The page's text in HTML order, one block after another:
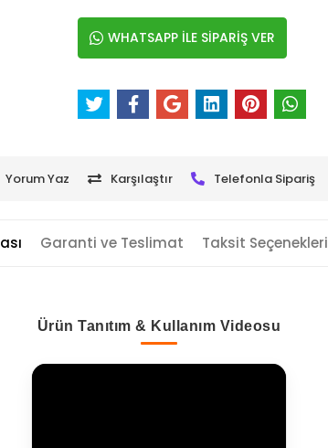
WHATSAPP İLE SİPARİŞ VER
Yorum Yaz Karşılaştır Telefonla Sipariş
Garanti ve Teslimat Taksit Seçenekleri
Ürün Tanıtım & Kullanım Videosu